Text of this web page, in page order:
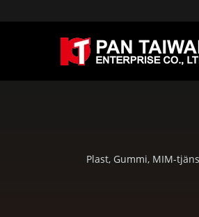
Plast, Gummi, MIM-